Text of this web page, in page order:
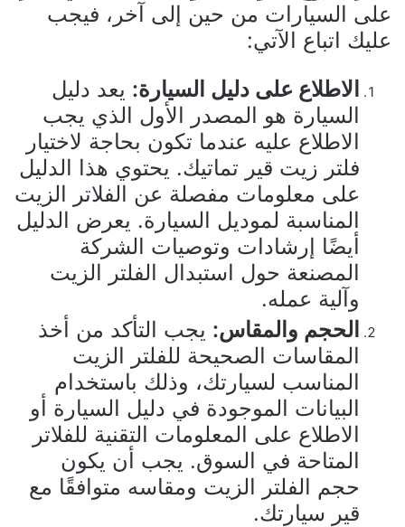
على السيارات من حين إلى آخر، فيجب
عليك اتباع الآتي:
الاطلاع على دليل السيارة: يعد دليل
السيارة هو المصدر الأول الذي يجب
الاطلاع عليه عندما تكون بحاجة لاختيار
فلتر زيت قير تماتيك. يحتوي هذا الدليل
على معلومات مفصلة عن الفلاتر الزيت
المناسبة لموديل السيارة. يعرض الدليل
أيضًا إرشادات وتوصيات الشركة
المصنعة حول استبدال الفلتر الزيت
وآلية عمله.
الحجم والمقاس: يجب التأكد من أخذ
المقاسات الصحيحة للفلتر الزيت
المناسب لسيارتك، وذلك باستخدام
البيانات الموجودة في دليل السيارة أو
الاطلاع على المعلومات التقنية للفلاتر
المتاحة في السوق. يجب أن يكون
حجم الفلتر الزيت ومقاسه متوافقًا مع
قير سيارتك.